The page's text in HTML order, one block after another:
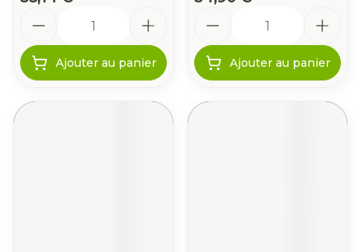
Ajouter au panier Ajouter au panier